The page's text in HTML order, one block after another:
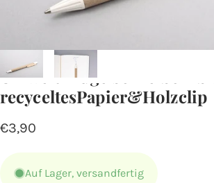
Umwelt-Kugelschreiber
recyceltesPapier&Holzclip
€3,90
Auf Lager, versandfertig